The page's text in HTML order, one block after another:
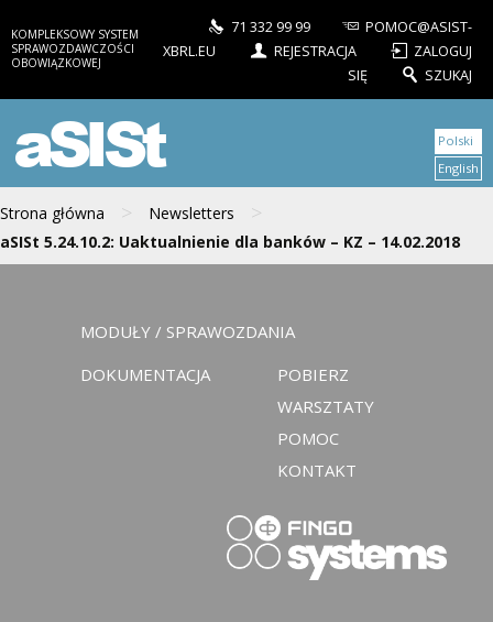
KOMPLEKSOWY SYSTEM
SPRAWOZDAWCZOŚCI
OBOWIĄZKOWEJ
71 332 99 99
POMOC@ASIST-
XBRL.EU
REJESTRACJA
ZALOGUJ
SIĘ
SZUKAJ
aSISt
Strona główna > Newsletters >
aSISt 5.24.10.2: Uaktualnienie dla banków – KZ – 14.02.2018
Polski
English
MODUŁY / SPRAWOZDANIA
DOKUMENTACJA
POBIERZ
WARSZTATY
POMOC
KONTAKT